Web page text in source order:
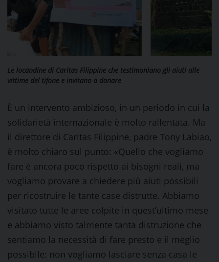
Le locandine di Caritas Filippine che testimoniano gli aiuti alle
vittime del tifone e invitano a donare
È un intervento ambizioso, in un periodo in cui la
solidarietà internazionale è molto rallentata. Ma
il direttore di Caritas Filippine, padre Tony Labiao,
è molto chiaro sul punto: «Quello che vogliamo
fare è ancora poco rispetto ai bisogni reali, ma
vogliamo provare a chiedere più aiuti possibili
per ricostruire le tante case distrutte. Abbiamo
visitato tutte le aree colpite in quest’ultimo mese
e abbiamo visto talmente tanta distruzione che
sentiamo la necessità di fare presto e il meglio
possibile: non vogliamo lasciare senza casa le